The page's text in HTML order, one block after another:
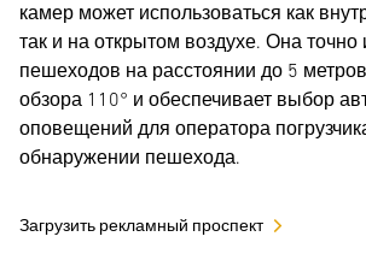
камер может использоваться как
так и на открытом воздухе. Она
пешеходов на расстоянии до 5
обзора 110° и обеспечивает выбор
оповещений для оператора
обнаружении пешехода.
Загрузить рекламный проспект